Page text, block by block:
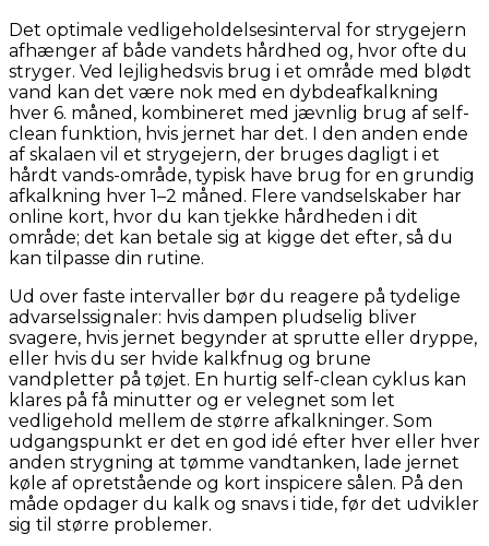
Det optimale vedligeholdelsesinterval for strygejern
afhænger af både vandets hårdhed og, hvor ofte du
stryger. Ved lejlighedsvis brug i et område med blødt
vand kan det være nok med en dybdeafkalkning
hver 6. måned, kombineret med jævnlig brug af self-
clean funktion, hvis jernet har det. I den anden ende
af skalaen vil et strygejern, der bruges dagligt i et
hårdt vands-område, typisk have brug for en grundig
afkalkning hver 1–2 måned. Flere vandselskaber har
online kort, hvor du kan tjekke hårdheden i dit
område; det kan betale sig at kigge det efter, så du
kan tilpasse din rutine.
Ud over faste intervaller bør du reagere på tydelige
advarselssignaler: hvis dampen pludselig bliver
svagere, hvis jernet begynder at sprutte eller dryppe,
eller hvis du ser hvide kalkfnug og brune
vandpletter på tøjet. En hurtig self-clean cyklus kan
klares på få minutter og er velegnet som let
vedligehold mellem de større afkalkninger. Som
udgangspunkt er det en god idé efter hver eller hver
anden strygning at tømme vandtanken, lade jernet
køle af opretstående og kort inspicere sålen. På den
måde opdager du kalk og snavs i tide, før det udvikler
sig til større problemer.